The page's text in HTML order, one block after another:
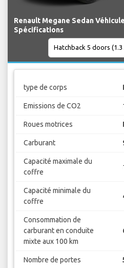
Renault Megane Sedan
Spécifications
type de corps
Emissions de CO2
Roues motrices
Carburant
Capacité maximale du
coffre
Capacité minimale du
coffre
Consommation de
carburant en conduite
mixte aux 100 km
Nombre de portes